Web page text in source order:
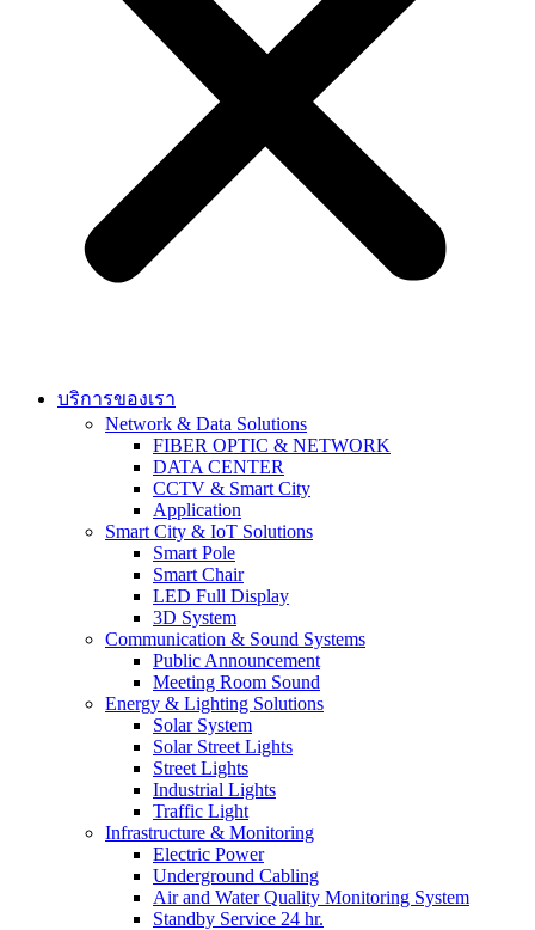
บริการของเรา
Network & Data Solutions
FIBER OPTIC & NETWORK​
DATA CENTER
CCTV & Smart City
Application
Smart City & IoT Solutions
Smart Pole
Smart Chair
LED Full Display
3D System
Communication & Sound Systems
Public Announcement
Meeting Room Sound
Energy & Lighting Solutions
Solar System
Solar Street Lights
Street Lights
Industrial Lights
Traffic Light
Infrastructure & Monitoring
Electric Power
Underground Cabling
Air and Water Quality Monitoring System
Standby Service 24 hr.